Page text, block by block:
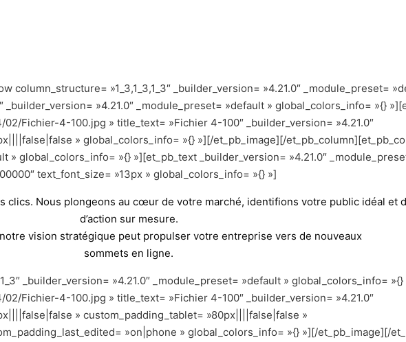
»1_3,1_3,1_3″ _builder_version= »4.21.0″ _module_preset=
»4.21.0″ _module_preset= »default » global_colors_info= »{}
Fichier-4-100.jpg » title_text= »Fichier 4-100″ _builder_version= »4.21.0″
» global_colors_info= »{} »][/et_pb_image][/
» global_colors_info= »{} »][et_pb_text _builder_version= »4.21.0″
text_font_size= »13px » global_colors_info= »{} »]
clics. Nous plongeons au cœur de votre marché, identifions votre public idéal et
d’action sur mesure.
vision stratégique peut propulser votre entreprise vers de nouveaux
sommets en ligne.
_builder_version= »4.21.0″ _module_preset= »default » global_colors_info=
Fichier-4-100.jpg » title_text= »Fichier 4-100″ _builder_version= »4.21.0″
» custom_padding_tablet= »80px||||false|false »
»on|phone » global_colors_info= »{} »][/et_pb_image][/